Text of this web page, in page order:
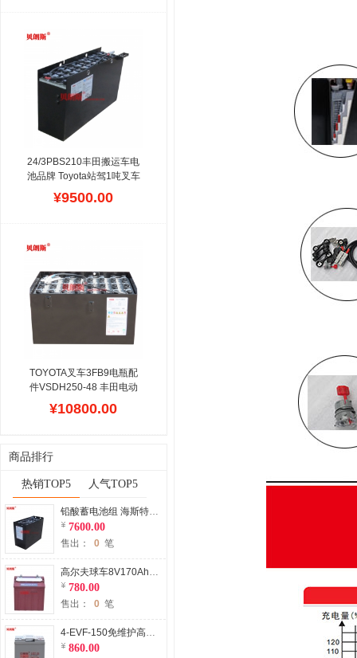
引电瓶,采用管式极板生产,
进口福泰科连接线,性能稳
定,价格亲民,属于高配容量,
这款车稳定性好,动力强劲,
蓄电池组为铅酸电瓶,失水
少,一般能用4-5年.型号为日
本KOBE蓄电池品牌.
24/3PBS210丰田搬运车电
池品牌 Toyota站驾1吨叉车
电池210Ah定做
贝朗斯公司
是丰田(TOYOTA)电动叉车
叉车,平衡重叉车使用蓄电
多年行业经验,符合日本JIS
标准设计,螺丝连接方式可
以快速更换维修,是丰田叉
车维修店购买比较多品牌,
标准的安装图纸.
¥9500.00
TOYOTA叉车3FB9电瓶配
件VSDH250-48 丰田电动
0.9吨座驾平衡重叉车电池
250Ah贝朗斯公司主营
配件,丰田叉车维修,电动叉
理,配送及时,供应叉车电池
符合日本丰田叉车安装尺
寸,参数准确,是广东大型叉
车电瓶生产厂家,在丰田叉
车租赁市场拥有庞大的客户
群体,保修2年,全国包邮.
¥10800.00
商品排行
热销TOP5 人气TOP5
铅酸蓄电池组 海斯特P2.0SE电动托盘搬运车电瓶3PzS345 Hyster美国海斯特叉车电瓶配件
7600.00
售出： 0 笔
高尔夫球车8V170Ah蓄电池厂家 加水蓄电池4-EV-145球场电动车专用
780.00
售出： 0 笔
4-EVF-150免维护高尔夫球车蓄电池 8V150Ah电动高尔夫球车胶体电池
860.00